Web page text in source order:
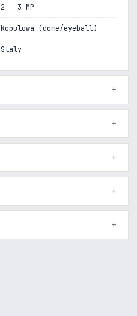
2 - 3 MP
Kopulowa (dome/eyeball)
Staly